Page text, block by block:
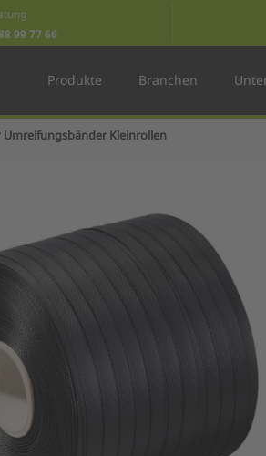
99 77 66
Produkte Branchen
Umreifungsbänder Kleinrollen